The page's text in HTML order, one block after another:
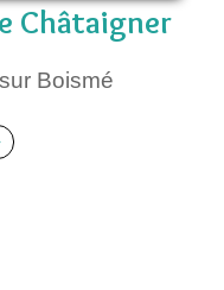
Châtaigner
Boismé